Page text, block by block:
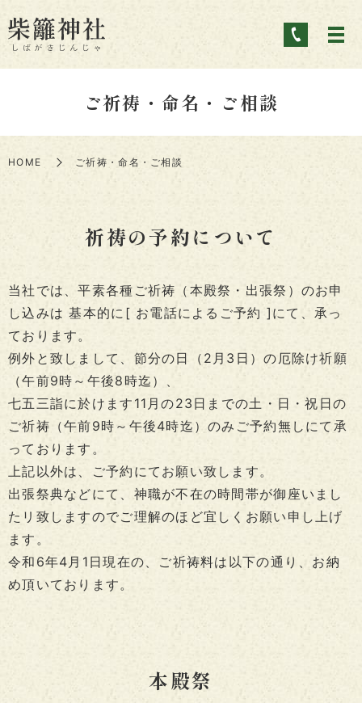
ご祈祷・命名・ご相談
HOME ご祈祷・命名・ご相談
祈祷の予約について
当社では、平素各種ご祈祷（本殿祭・出張祭）のお申
し込みは 基本的に[ お電話によるご予約 ]にて、承っ
ております。
例外と致しまして、節分の日（2月3日）の厄除け祈願
（午前9時～午後8時迄）、
七五三詣に於けます11月の23日までの土・日・祝日の
ご祈祷（午前9時～午後4時迄）のみご予約無しにて承
っております。
上記以外は、ご予約にてお願い致します。
出張祭典などにて、神職が不在の時間帯が御座いまし
たリ致しますのでご理解のほど宜しくお願い申し上げ
ます。
令和6年4月1日現在の、ご祈祷料は以下の通り、お納
め頂いております。
本殿祭